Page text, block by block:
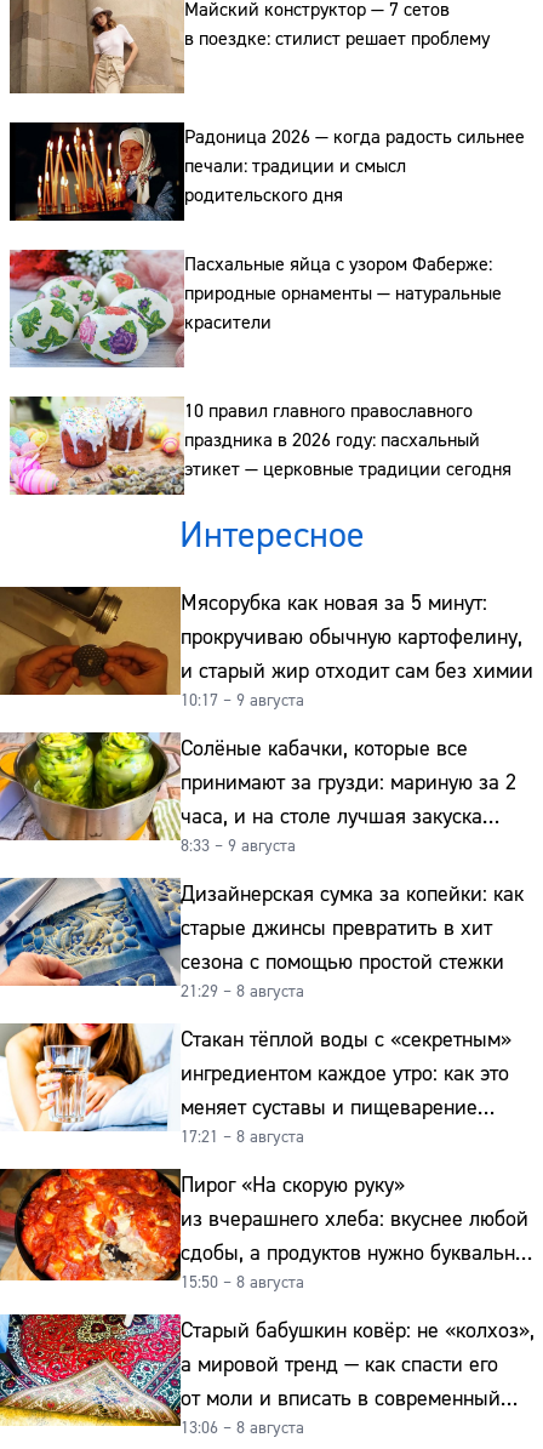
Майский конструктор — 7 сетов
в поездке: стилист решает проблему
Радоница 2026 — когда радость сильнее
печали: традиции и смысл
родительского дня
Пасхальные яйца с узором Фаберже:
природные орнаменты — натуральные
красители
10 правил главного православного
праздника в 2026 году: пасхальный
этикет — церковные традиции сегодня
Интересное
Мясорубка как новая за 5 минут:
прокручиваю обычную картофелину,
и старый жир отходит сам без химии
10:17 – 9 августа
Солёные кабачки, которые все
принимают за грузди: мариную за 2
часа, и на столе лучшая закуска
к картошке
8:33 – 9 августа
Дизайнерская сумка за копейки: как
старые джинсы превратить в хит
сезона с помощью простой стежки
21:29 – 8 августа
Стакан тёплой воды с «секретным»
ингредиентом каждое утро: как это
меняет суставы и пищеварение
после 50
17:21 – 8 августа
Пирог «На скорую руку»
из вчерашнего хлеба: вкуснее любой
сдобы, а продуктов нужно буквально
копейки
15:50 – 8 августа
Старый бабушкин ковёр: не «колхоз»,
а мировой тренд — как спасти его
от моли и вписать в современный
интерьер
13:06 – 8 августа
Сайт:
Адрес:
Телефон: